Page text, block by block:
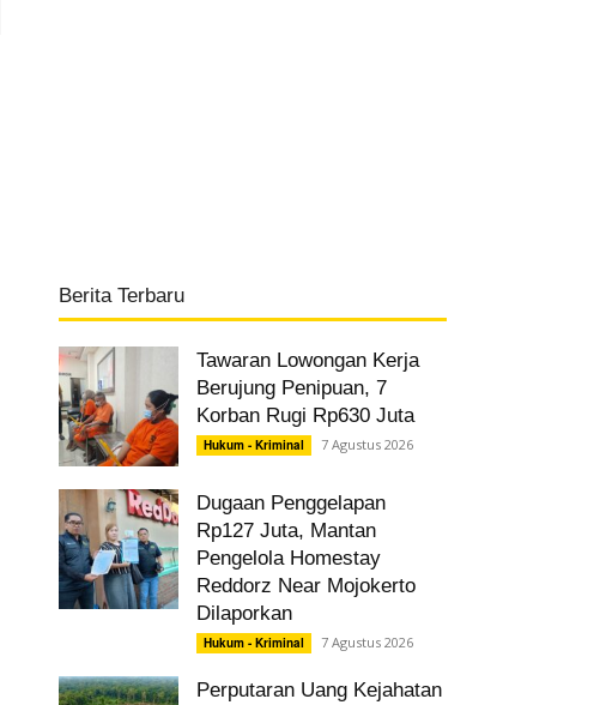
Berita Terbaru
Tawaran Lowongan Kerja
Berujung Penipuan, 7
Korban Rugi Rp630 Juta
Hukum - Kriminal 7 Agustus 2026
Dugaan Penggelapan
Rp127 Juta, Mantan
Pengelola Homestay
Reddorz Near Mojokerto
Dilaporkan
Hukum - Kriminal 7 Agustus 2026
Perputaran Uang Kejahatan